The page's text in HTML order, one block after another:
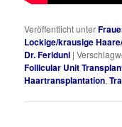
Veröffentlicht unter
Lockige/krausige
Dr. Feriduni |
Follicular Unit
Haartransplantation,